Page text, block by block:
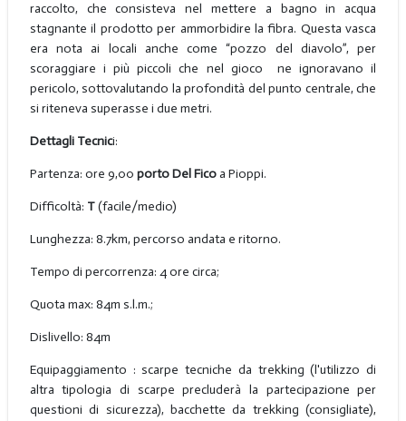
raccolto, che consisteva nel mettere a bagno in acqua
stagnante il prodotto per ammorbidire la fibra. Questa vasca
era nota ai locali anche come “pozzo del diavolo”, per
scoraggiare i più piccoli che nel gioco ne ignoravano il
pericolo, sottovalutando la profondità del punto centrale, che
si riteneva superasse i due metri.
Dettagli Tecnici:
Partenza: ore 9,00 porto Del Ficoa Pioppi.
Difficoltà: T(facile/medio)
Lunghezza: 8.7km, percorso andata e ritorno.
Tempo di percorrenza: 4 ore circa;
Quota max: 84m s.l.m.;
Dislivello: 84m
Equipaggiamento : scarpe tecniche da trekking (l'utilizzo di
altra tipologia di scarpe precluderà la partecipazione per
questioni di sicurezza), bacchette da trekking (consigliate),